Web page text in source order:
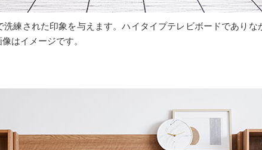
練された印象を与えます。ハイタイプテレビボードであり
はイメージです。